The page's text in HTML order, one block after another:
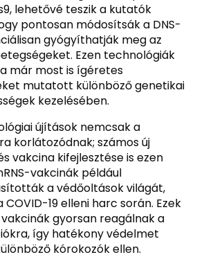
lehetővé teszik a kutatók
pontosan módosítsák a DNS-
gyógyíthatják meg az
Ezen technológiák
már most is ígéretes
mutatott különböző genetikai
kezelésében.
újítások nemcsak a
korlátozódnak; számos új
vakcina kifejlesztése is ezen
vakcinák például
a védőoltások világát,
COVID-19 elleni harc során. Ezek
gyorsan reagálnak a
így hatékony védelmet
kórokozók ellen.